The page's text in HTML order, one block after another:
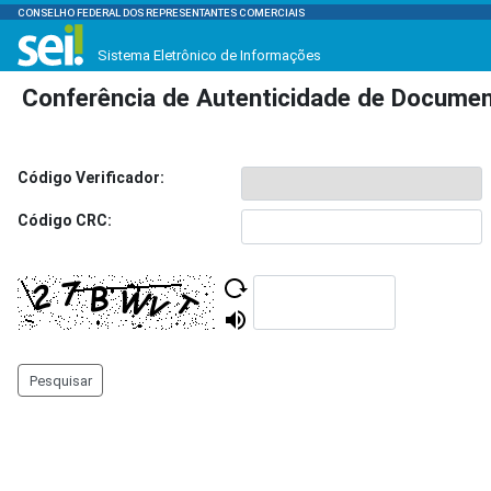
CONSELHO FEDERAL DOS REPRESENTANTES COMERCIAIS
Sistema Eletrônico de Informações
Conferência de Autenticidade de
Código Verificador:
Código CRC:
Pesquisar